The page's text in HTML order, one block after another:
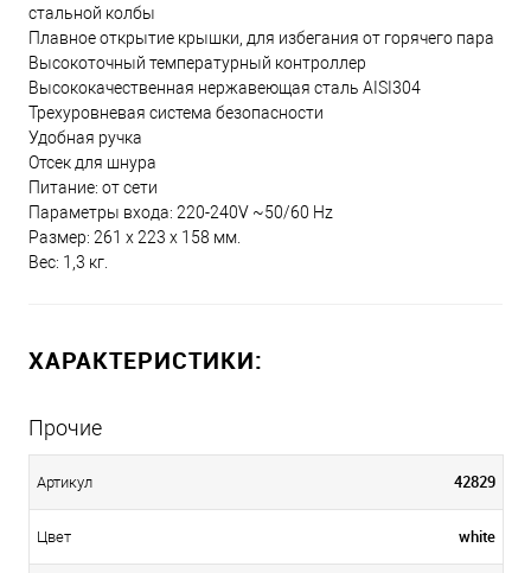
стальной колбы
Плавное открытие крышки, для избегания от горячего пара
Высокоточный температурный контроллер
Высококачественная нержавеющая сталь AISI304
Трехуровневая система безопасности
Удобная ручка
Отсек для шнура
Питание: от сети
Параметры входа: 220-240V ~50/60 Hz
Размер: 261 x 223 x 158 мм.
Вес: 1,3 кг.
ХАРАКТЕРИСТИКИ:
Прочие
Артикул 42829
Цвет white